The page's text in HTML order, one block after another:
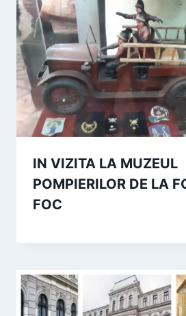
IN VIZITA LA MUZEUL
POMPIERILOR DE LA
FOC